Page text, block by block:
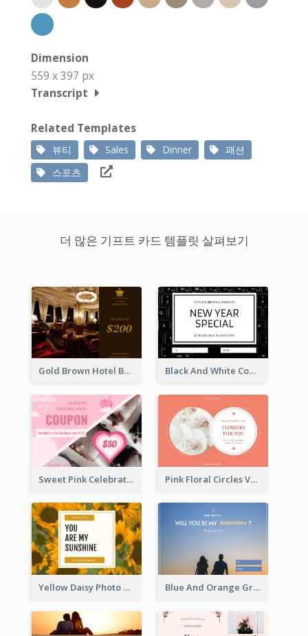
Dimension
559 x 397 px
Transcript
Related Templates
뷰티 Sales Dinner
패션
스포츠
더 많은 기프트 카드 템플릿 살펴보기
Gold Brown Hotel Booking Gift Card Black And White Computer Photo New Year Gift Card
Sweet Pink Celebration Gift Card Template Design Pink Floral Circles Valentines Day Gift Card
Yellow Daisy Photo Valentines Day Gift Card Blue And Orange Gradient Photo Valentines Day Gift Card